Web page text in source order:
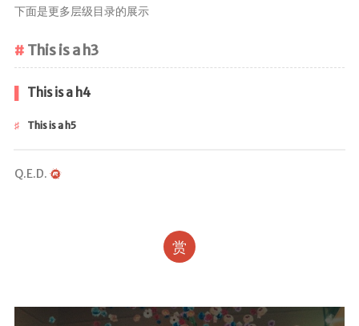
下面是更多层级目录的展示
This is a h3
This is a h4
This is a h5
Q.E.D.
赏